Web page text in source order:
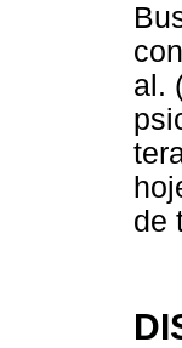
al.
de